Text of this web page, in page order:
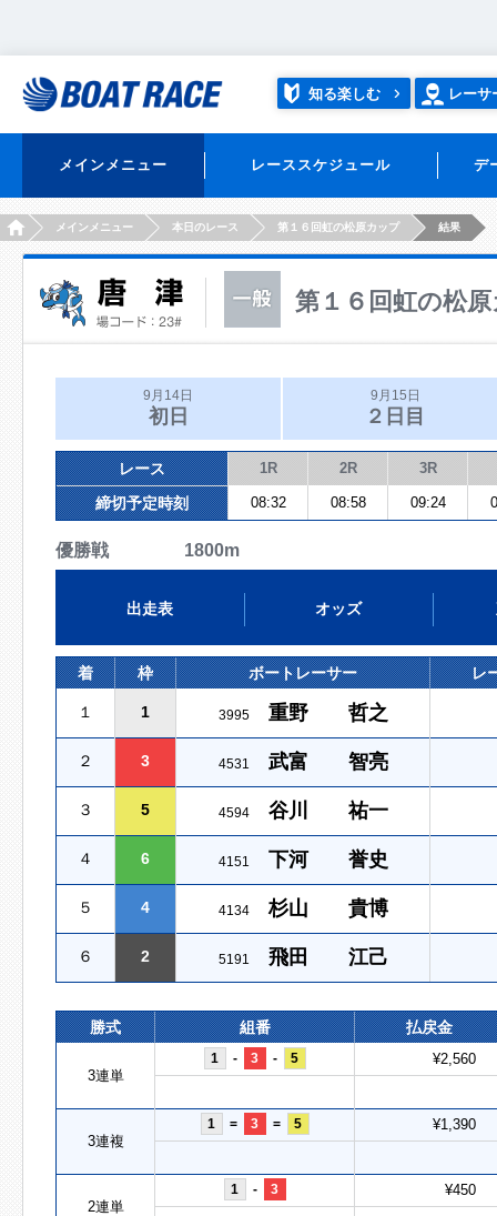
知る楽しむ レーサ
メインメニュー レーススケジュール デ
HOMEメインメニュー 本日のレース 第１６回虹の松原カップ 結果
第１６回虹の松
9月14日
初日
9月15日
２日目
レース 1R 2R 3R
締切予定時刻 08:32 08:58 09:24
優勝戦 1800m
出走表 オッズ
着 枠 ボートレーサー レ
１ 1 3995 重野 哲之
２ 3 4531 武富 智亮
３ 5 4594 谷川 祐一
４ 6 4151 下河 誉史
５ 4 4134 杉山 貴博
６ 2 5191 飛田 江己
勝式 組番 払戻金
3連単
1 - 3 - 5 ¥2,560
3連複
1 = 3 = 5 ¥1,390
2連単
1 - 3 ¥450